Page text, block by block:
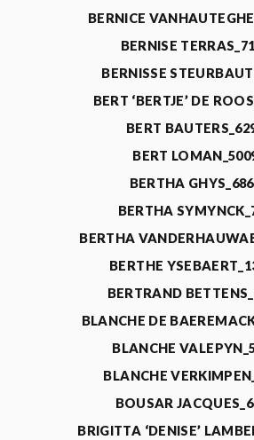
BERNICE
BERNISE
BERNISSE
BERT ‘BERTJE’ DE
BERT
BERT
BERTHA
BERTHA
BERTHA
BERTHE
BERTRAND
BLANCHE DE
BLANCHE
BLANCHE
BOUSAR
BRIGITTA ‘DENISE’